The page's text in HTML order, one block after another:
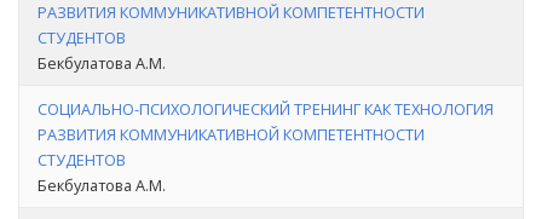
РАЗВИТИЯ КОММУНИКАТИВНОЙ КОМПЕТЕНТНОСТИ
СТУДЕНТОВ
Бекбулатова А.М.
СОЦИАЛЬНО-ПСИХОЛОГИЧЕСКИЙ ТРЕНИНГ КАК ТЕХНОЛОГИЯ
РАЗВИТИЯ КОММУНИКАТИВНОЙ КОМПЕТЕНТНОСТИ
СТУДЕНТОВ
Бекбулатова А.М.